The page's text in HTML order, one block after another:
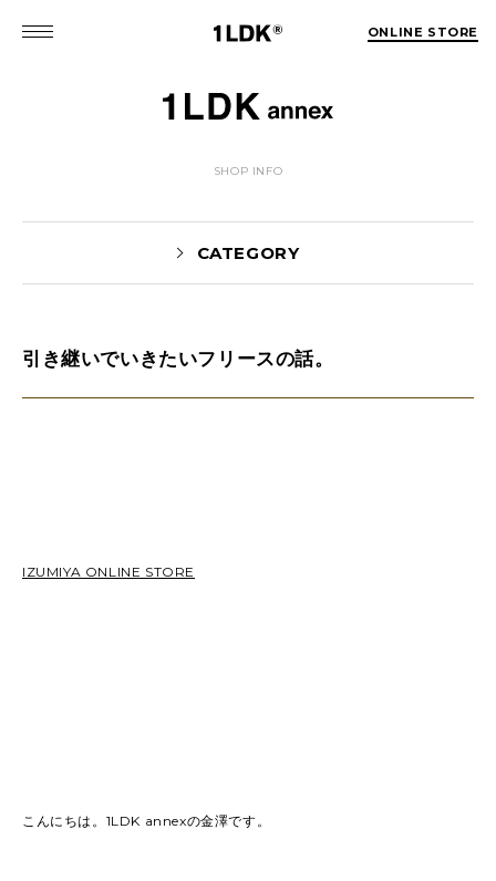
ONLINE STORE
SHOP INFO
CATEGORY
NEWS(74) EVENT(5)
2024(163)
引き継いでいきたいフリースの話。
IZUMIYA ONLINE STORE
こんにちは。1LDK annexの金澤です。